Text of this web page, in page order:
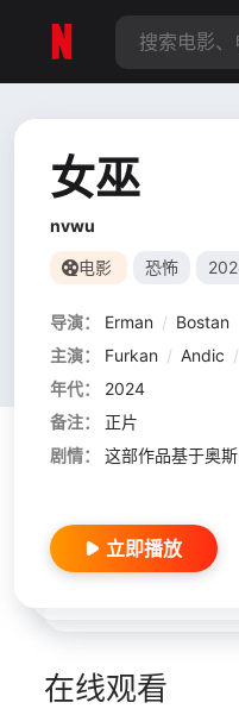
女巫
nvwu
电影 恐怖
导演： Erman / Bostan
主演：
Furkan / Andic /
年代：
2024
备注：
正片
剧情：
这部作品基于奥
立即播放
在线观看